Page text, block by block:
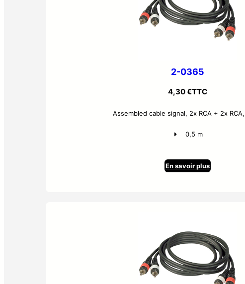
2-0365
4,30€TTC
Assembled cable signal, 2x RCA + 2x
0,5 m
En savoir plus